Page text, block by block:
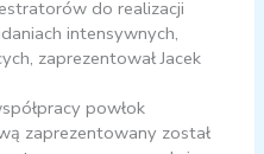
do realizacji
intensywnych,
zaprezentował Jacek
powłok
zaprezentowany został